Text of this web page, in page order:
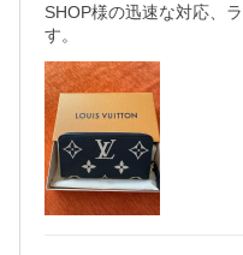
SHOP様の迅速な対応、
す。